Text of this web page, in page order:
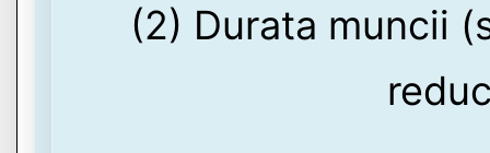
(2) Durata muncii